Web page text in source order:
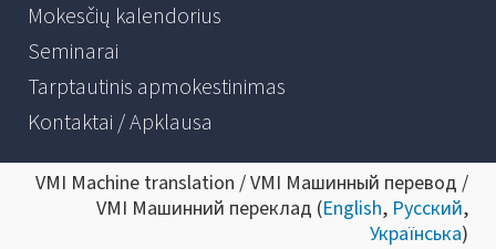
Mokesčių kalendorius
Seminarai
Tarptautinis apmokestinimas
Kontaktai / Apklausa
VMI Machine translation / VMI Машинный перевод /
VMI Машинний переклад (English, Русский,
Українська)